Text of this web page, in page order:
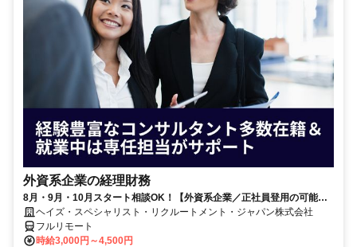
外資系企業の経理財務
8月・9月・10月スタート相談OK！【外資系企業／正社員登用の可能性
大／700万～800万／リモート勤務OK】経理財務
ヘイズ・スペシャリスト・リクルートメント・ジャパン株式会社
フルリモート
時給3,000円～4,500円